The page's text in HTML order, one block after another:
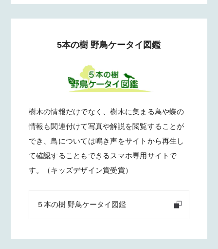
5本の樹 野鳥ケータイ図鑑
樹木の情報だけでなく、樹木に集まる鳥や蝶の
情報も関連付けて写真や解説を閲覧することが
でき、鳥については鳴き声をサイトから再生し
て確認することもできるスマホ専用サイトで
す。（キッズデザイン賞受賞）
５本の樹 野鳥ケータイ図鑑